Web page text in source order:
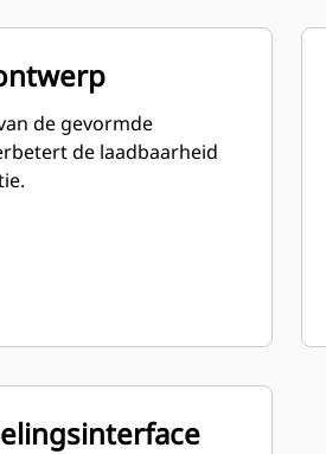
de gevormde
de laadbaarheid